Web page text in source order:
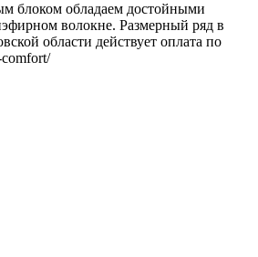
блоком обладаем достойными
волокне. Размерный ряд в
области действует оплата по
comfort/